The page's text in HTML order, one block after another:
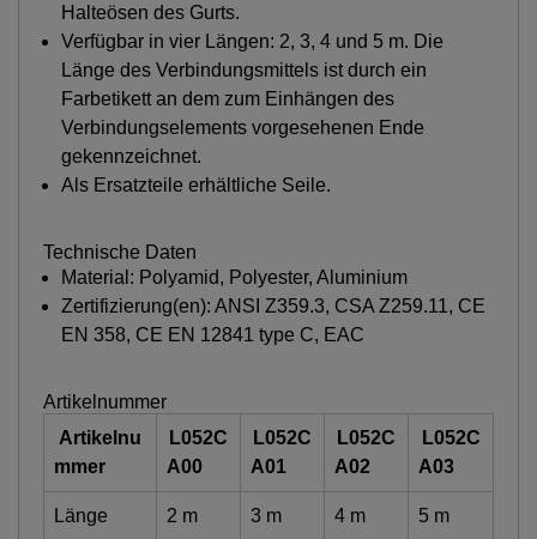
Halteösen des Gurts.
Verfügbar in vier Längen: 2, 3, 4 und 5 m. Die
Länge des Verbindungsmittels ist durch ein
Farbetikett an dem zum Einhängen des
Verbindungselements vorgesehenen Ende
gekennzeichnet.
Als Ersatzteile erhältliche Seile.
Technische Daten
Material: Polyamid, Polyester, Aluminium
Zertifizierung(en): ANSI Z359.3, CSA Z259.11, CE
EN 358, CE EN 12841 type C, EAC
Artikelnummer
Artikelnu
mmer
L052C
A00
L052C
A01
L052C
A02
L052C
A03
Länge 2 m 3 m 4 m 5 m